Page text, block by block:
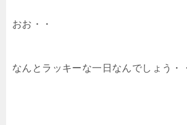
おお・・
なんとラッキーな一日なんでしょう・